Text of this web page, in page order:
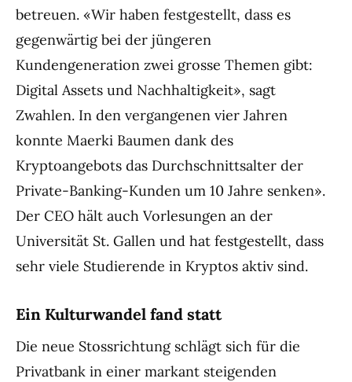
betreuen. «Wir haben festgestellt, dass es
gegenwärtig bei der jüngeren
Kundengeneration zwei grosse Themen gibt:
Digital Assets und Nachhaltigkeit», sagt
Zwahlen. In den vergangenen vier Jahren
konnte Maerki Baumen dank des
Kryptoangebots das Durchschnittsalter der
Private-Banking-Kunden um 10 Jahre senken».
Der CEO hält auch Vorlesungen an der
Universität St. Gallen und hat festgestellt, dass
sehr viele Studierende in Kryptos aktiv sind.
Ein Kulturwandel fand statt
Die neue Stossrichtung schlägt sich für die
Privatbank in einer markant steigenden